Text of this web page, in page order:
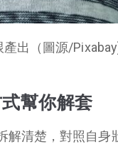
出（圖源/
幫你解套
解清楚，對照自身